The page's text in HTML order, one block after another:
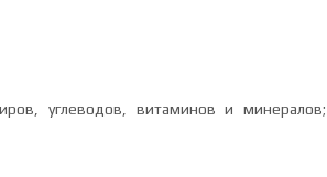
углеводов, витаминов и минералов;